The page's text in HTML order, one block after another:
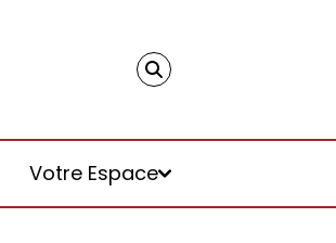
Votre Espace